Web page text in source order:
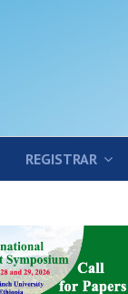
REGISTRAR